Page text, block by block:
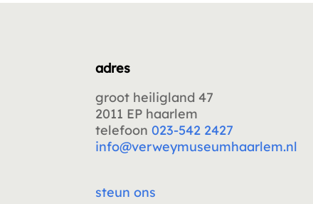
adres
groot heiligland 47
2011 EP haarlem
telefoon023-542 2427
info@verweymuseumhaarlem.nl
steun ons